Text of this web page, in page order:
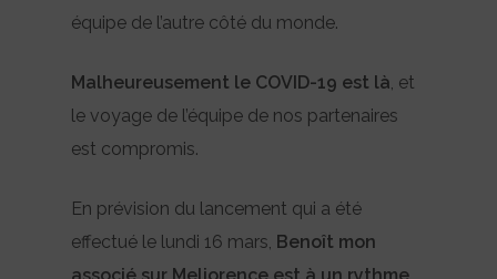
équipe de l’autre côté du monde.
Malheureusement le COVID-19 est là, et
le voyage de l’équipe de nos partenaires
est compromis.
En prévision du lancement qui a été
effectué le lundi 16 mars, Benoît mon